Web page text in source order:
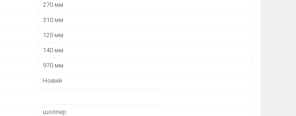
270 мм
310 мм
120 мм
140 мм
970 мм
Новий
шоппер